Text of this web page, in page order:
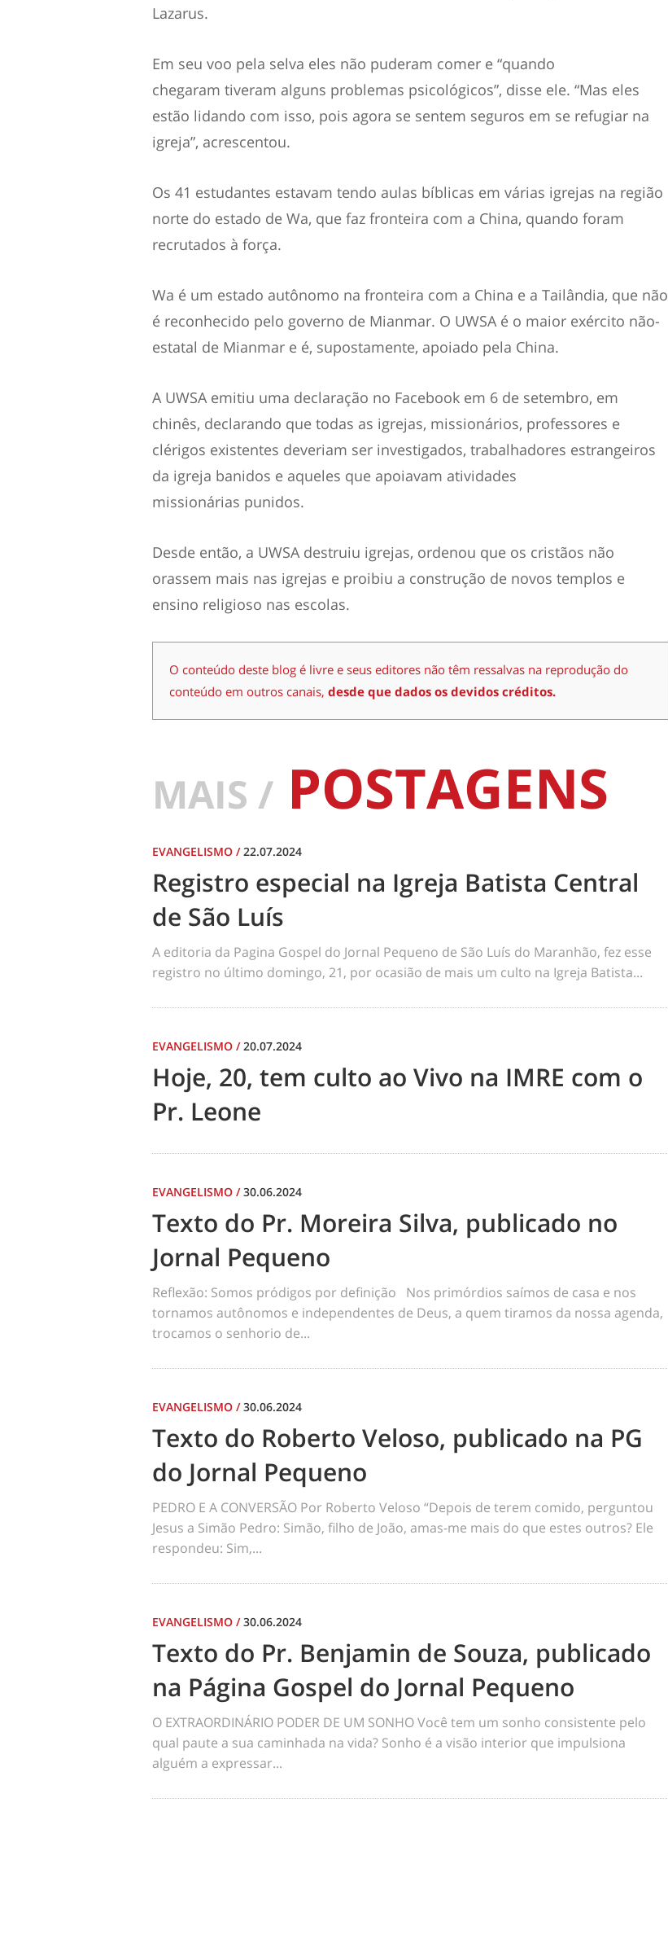
Lazarus.
Em seu voo pela selva eles não puderam comer e “quando
chegaram tiveram alguns problemas psicológicos”, disse ele. “Mas eles
estão lidando com isso, pois agora se sentem seguros em se refugiar na
igreja”, acrescentou.
Os 41 estudantes estavam tendo aulas bíblicas em várias igrejas na região
norte do estado de Wa, que faz fronteira com a China, quando foram
recrutados à força.
Wa é um estado autônomo na fronteira com a China e a Tailândia, que não
é reconhecido pelo governo de Mianmar. O UWSA é o maior exército não-
estatal de Mianmar e é, supostamente, apoiado pela China.
A UWSA emitiu uma declaração no Facebook em 6 de setembro, em
chinês, declarando que todas as igrejas, missionários, professores e
clérigos existentes deveriam ser investigados, trabalhadores estrangeiros
da igreja banidos e aqueles que apoiavam atividades
missionárias punidos.
Desde então, a UWSA destruiu igrejas, ordenou que os cristãos não
orassem mais nas igrejas e proibiu a construção de novos templos e
ensino religioso nas escolas.
O conteúdo deste blog é livre e seus editores não têm ressalvas na reprodução do
conteúdo em outros canais, desde que dados os devidos créditos.
MAIS / POSTAGENS
EVANGELISMO /22.07.2024
Registro especial na Igreja Batista Central
de São Luís
A editoria da Pagina Gospel do Jornal Pequeno de São Luís do Maranhão, fez esse
registro no último domingo, 21, por ocasião de mais um culto na Igreja Batista...
EVANGELISMO /20.07.2024
Hoje, 20, tem culto ao Vivo na IMRE com o
Pr. Leone
EVANGELISMO /30.06.2024
Texto do Pr. Moreira Silva, publicado no
Jornal Pequeno
Reflexão: Somos pródigos por definição Nos primórdios saímos de casa e nos
tornamos autônomos e independentes de Deus, a quem tiramos da nossa agenda,
trocamos o senhorio de...
EVANGELISMO /30.06.2024
Texto do Roberto Veloso, publicado na PG
do Jornal Pequeno
PEDRO E A CONVERSÃO Por Roberto Veloso “Depois de terem comido, perguntou
Jesus a Simão Pedro: Simão, filho de João, amas-me mais do que estes outros? Ele
respondeu: Sim,...
EVANGELISMO /30.06.2024
Texto do Pr. Benjamin de Souza, publicado
na Página Gospel do Jornal Pequeno
O EXTRAORDINÁRIO PODER DE UM SONHO Você tem um sonho consistente pelo
qual paute a sua caminhada na vida? Sonho é a visão interior que impulsiona
alguém a expressar...